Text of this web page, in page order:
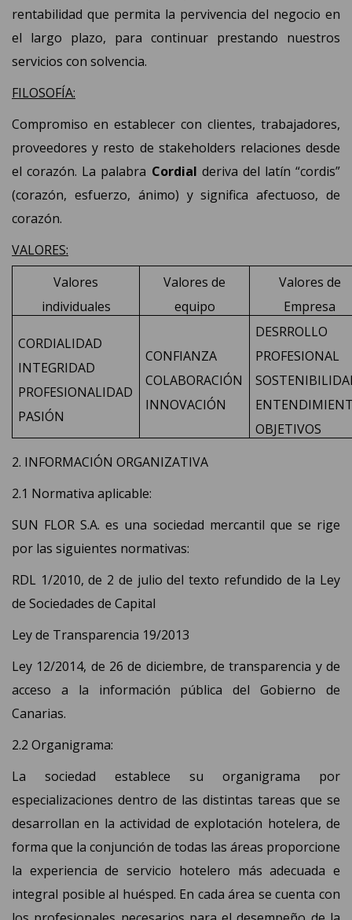
rentabilidad que permita la pervivencia del negocio en
el largo plazo, para continuar prestando nuestros
servicios con solvencia.
FILOSOFÍA:
Compromiso en establecer con clientes, trabajadores,
proveedores y resto de stakeholders relaciones desde
el corazón. La palabra Cordial deriva del latín “cordis”
(corazón, esfuerzo, ánimo) y significa afectuoso, de
corazón.
VALORES:
Valores
individuales
Valores de
equipo
Valores de
Empresa
CORDIALIDAD
INTEGRIDAD
PROFESIONALIDAD
PASIÓN
CONFIANZA
COLABORACIÓN
INNOVACIÓN
DESRROLLO
PROFESIONAL
OBJETIVOS
2. INFORMACIÓN ORGANIZATIVA
2.1 Normativa aplicable:
SUN FLOR S.A. es una sociedad mercantil que se rige
por las siguientes normativas:
RDL 1/2010, de 2 de julio del texto refundido de la Ley
de Sociedades de Capital
Ley de Transparencia 19/2013
Ley 12/2014, de 26 de diciembre, de transparencia y de
acceso a la información pública del Gobierno de
Canarias.
2.2 Organigrama:
La sociedad establece su organigrama por
especializaciones dentro de las distintas tareas que se
desarrollan en la actividad de explotación hotelera, de
forma que la conjunción de todas las áreas proporcione
la experiencia de servicio hotelero más adecuada e
integral posible al huésped. En cada área se cuenta con